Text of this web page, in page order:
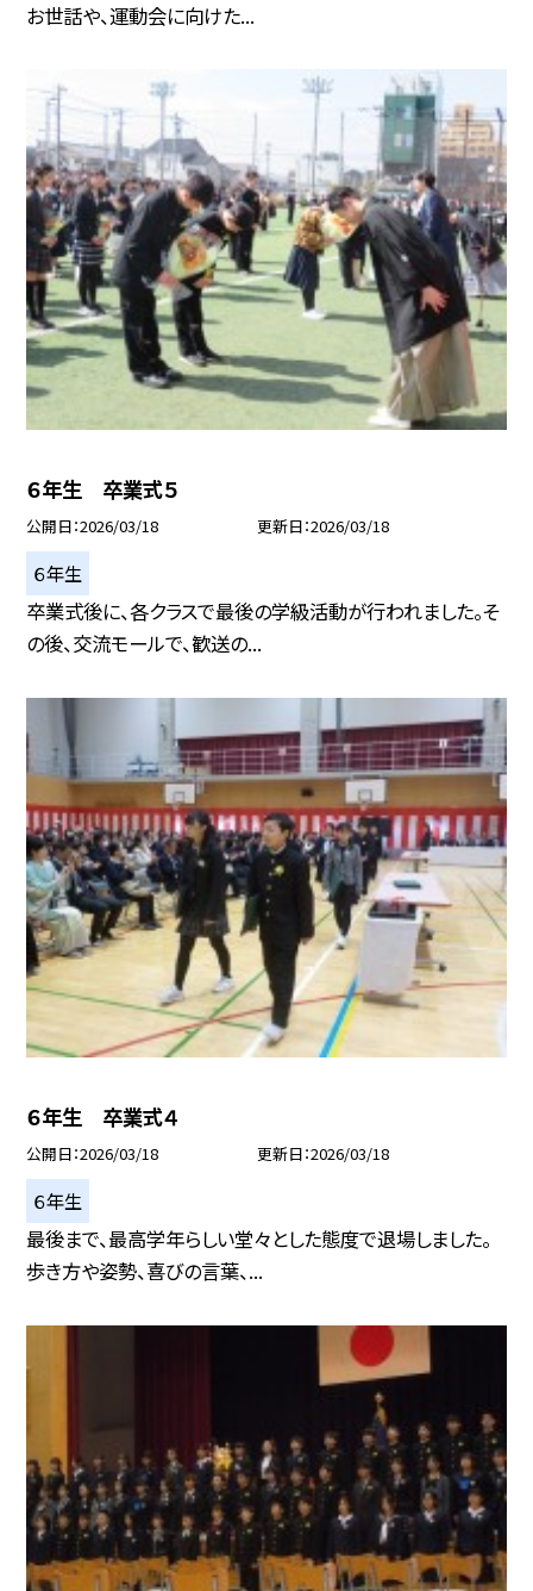
お世話や、運動会に向けた...
６年生 卒業式５
公開日 2026/03/18 更新日 2026/03/18
６年生
卒業式後に、各クラスで最後の学級活動が行われました。そ
の後、交流モールで、歓送の...
６年生 卒業式４
公開日 2026/03/18 更新日 2026/03/18
６年生
最後まで、最高学年らしい堂々とした態度で退場しました。
歩き方や姿勢、喜びの言葉、...